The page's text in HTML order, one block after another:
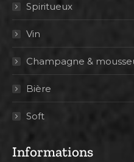
Spiritueux
Vin
Champagne &
Bière
Soft
Informations